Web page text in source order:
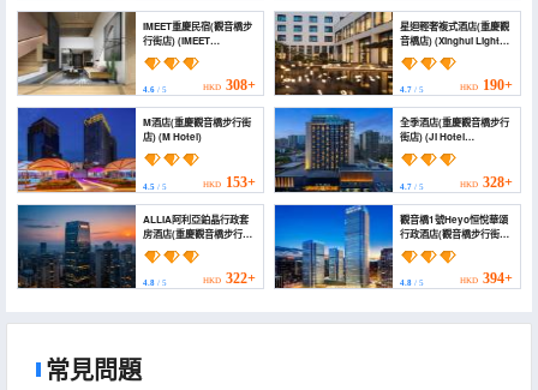
棲上·歸處|Xishang·Hometrail酒店(重慶觀音橋步行街
店) (Xishang·Hometrail(Guanyinqiao Pedestrian
Street, Chongqing))
4.8/ 5 464+
iMEET重慶民宿(觀音橋步
行街店) (iMEET
Chongqing Homestay
(Guanyinqiao
Pedestrian Street))
4.6 / 5 HKD 308+
星迴輕奢複式酒店(重慶觀
音橋店) (Xinghui Light
Luxury Duplex Hotel
(Chongqing Guanyin
Bridge))
4.7/ 5 HKD 190+
M酒店(重慶觀音橋步行街
店) (M Hotel)
4.5 / 5 HKD 153+
全季酒店(重慶觀音橋步行
街店) (JI Hotel
(Chongqing
Guanyinqiao
Pedestrian Street))
4.7/ 5 HKD 328+
ALLIA阿利亞鉑晶行政套
房酒店(重慶觀音橋步行街
店) (ALLIA Platinum
Executive Suite Hotel
(Chongqing
Guanyinqiao
4.8 / 5 HKD 322+
觀音橋1號Heyo恒悅華頌
行政酒店(觀音橋步行街店)
(Heyo Hengyue
Huasong Executive
Hotel (Guanyinqiao
Pedestrian Street
4.8/ 5 HKD 394+
常見問題